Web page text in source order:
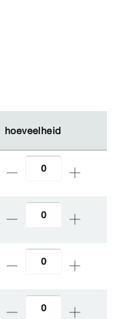
hoeveelheid
hoeveelheid